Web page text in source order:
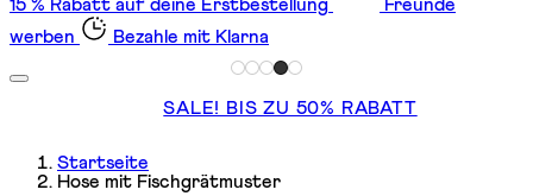
15 % Rabatt auf deine Erstbestellung
Freunde
werben
Bezahle mit Klarna
SALE! BIS ZU 50% RABATT
Startseite
Hose mit Fischgrätmuster